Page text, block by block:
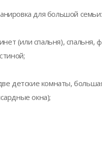
для большой семьи:
(или спальня), спальня,
детские комнаты,
окна);